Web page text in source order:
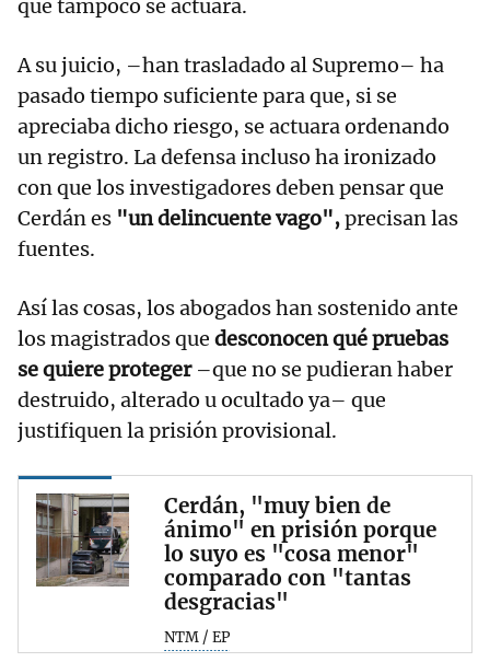
que tampoco se actuara.
A su juicio, –han trasladado al Supremo– ha
pasado tiempo suficiente para que, si se
apreciaba dicho riesgo, se actuara ordenando
un registro. La defensa incluso ha ironizado
con que los investigadores deben pensar que
Cerdán es "un delincuente vago",precisan las
fuentes.
Así las cosas, los abogados han sostenido ante
los magistrados que desconocen qué pruebas
se quiere proteger–que no se pudieran haber
destruido, alterado u ocultado ya– que
justifiquen la prisión provisional.
Cerdán, "muy bien de
ánimo" en prisión porque
lo suyo es "cosa menor"
comparado con "tantas
desgracias"
NTM / EP